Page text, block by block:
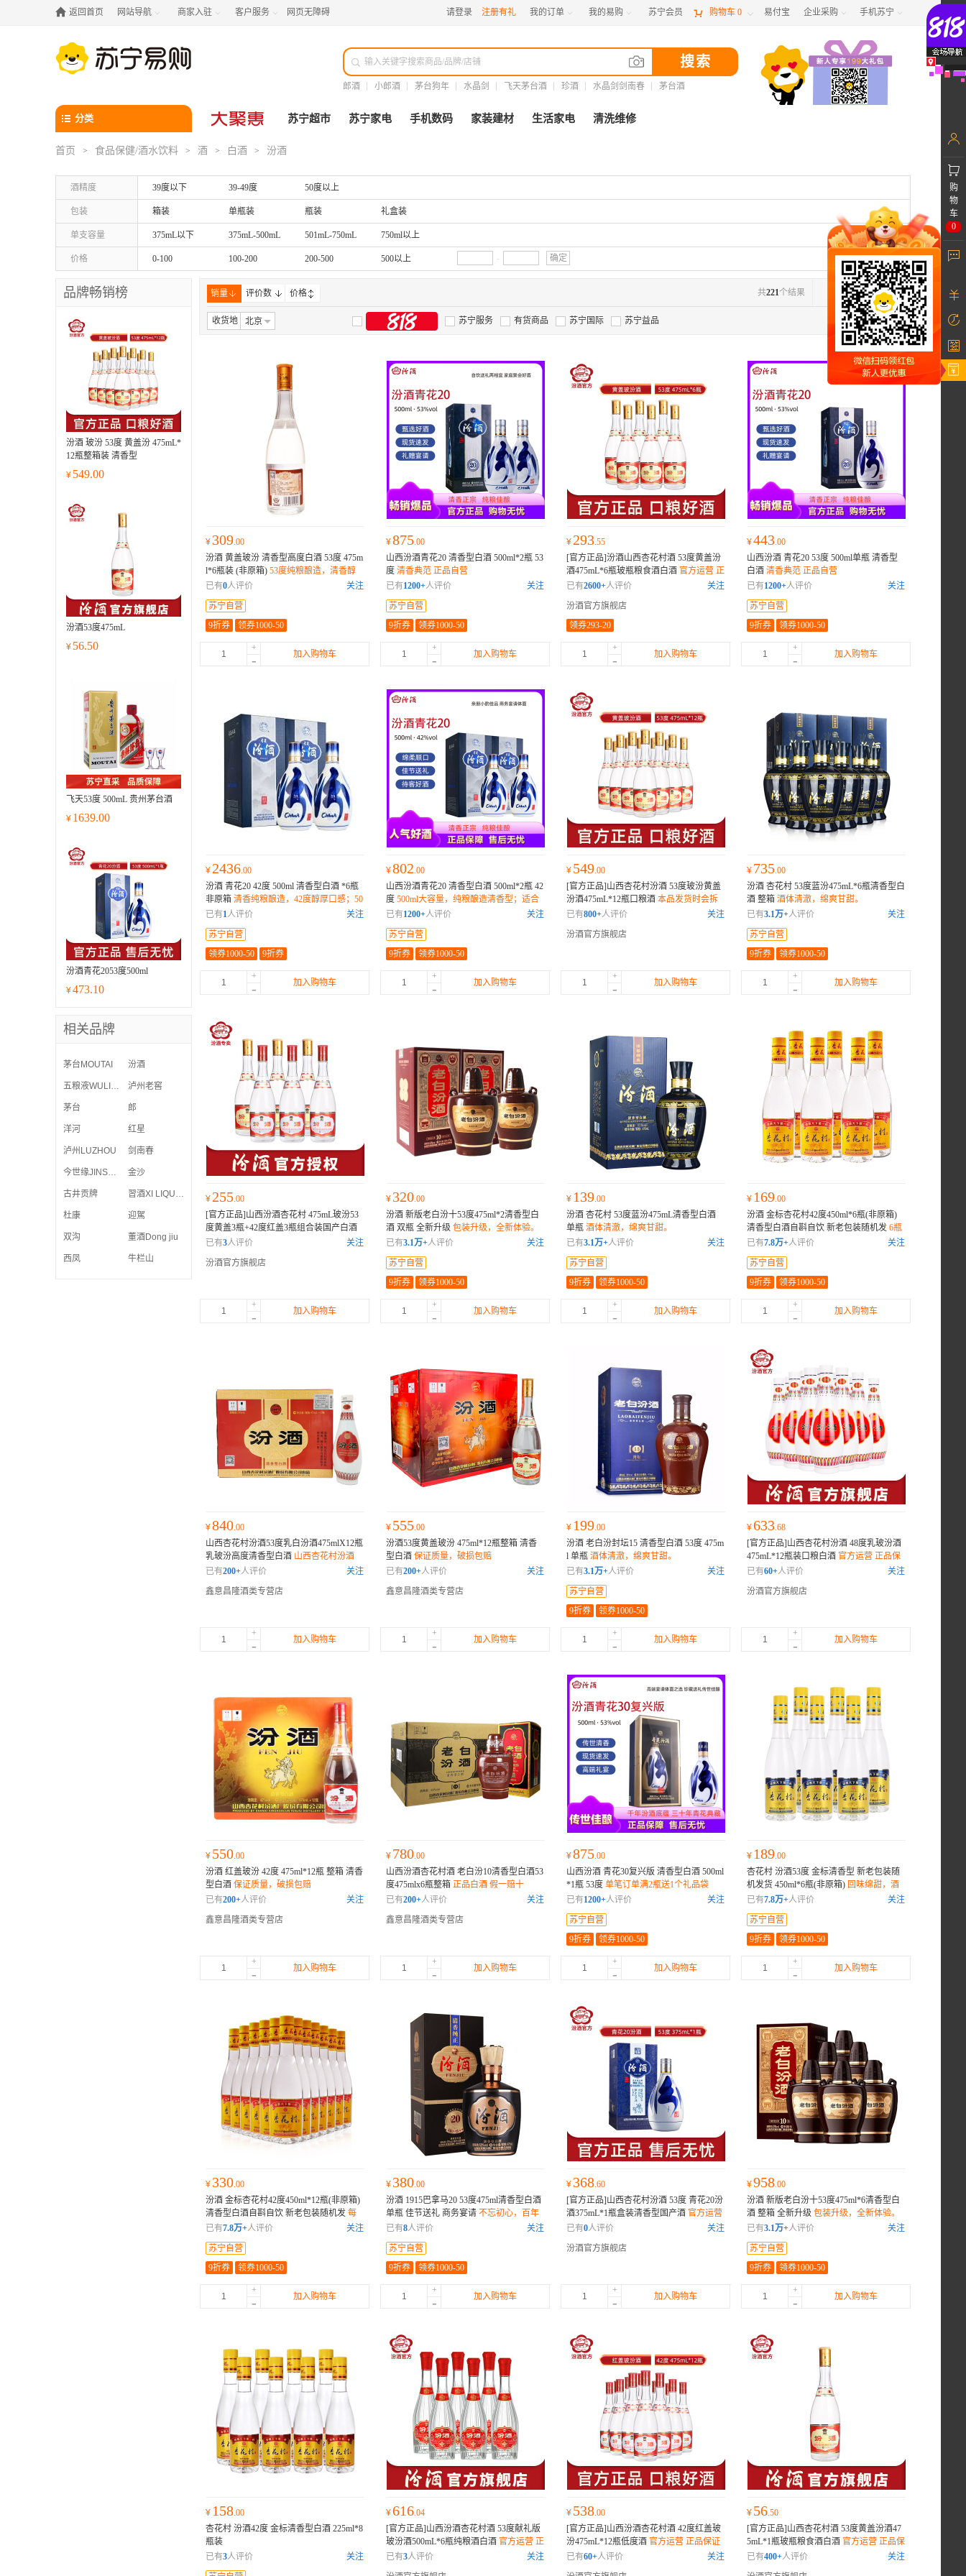
 返回首页 网站导航  商家入驻  客户服务  网页无障碍 请登录 注册有礼 我的订单  我的易购  苏宁会员  购物车 0  易付宝 企业采购  手机苏宁 

郎酒 小郎酒 茅台狗年 水晶剑 飞天茅台酒 珍酒 水晶剑剑南春 茅台酒
分类 苏宁超市 苏宁家电 手机数码 家装建材 生活家电 清洗维修
首页 > 食品保健/酒水饮料 > 酒 > 白酒 > 汾酒
酒精度 39度以下 39-49度 50度以上
包装 箱装 单瓶装 瓶装 礼盒装
单支容量 375mL以下 375mL-500mL 501mL-750mL 750ml以上
价格 0-100 100-200 200-500 500以上 - 确定
销量 评价数 价格 共221个结果
收货地 北京 苏宁服务 有货商品 苏宁国际 苏宁益品
¥ 309.00
汾酒 黄盖玻汾 清香型高度白酒 53度 475m
l*6瓶装 (非原箱) 53度纯粮酿造，清香醇
正，入口绵柔；豆类原料精酿，酒体纯
已有0人评价
关注
苏宁自营
9折券
领券1000-50
+
- 加入购物车
¥875.00
山西汾酒青花20 清香型白酒 500ml*2瓶 53
度 清香典范 正品自营
已有1200+人评价
关注
苏宁自营
9折券
领券1000-50
+
- 加入购物车
¥ 293.55
[官方正品]汾酒山西杏花村酒 53度黄盖汾
酒475mL*6瓶玻瓶粮食酒白酒 官方运营 正
品保证
已有2600+人评价
关注
汾酒官方旗舰店
领券293-20
+
- 加入购物车
¥443.00
山西汾酒 青花20 53度 500ml单瓶 清香型
白酒 清香典范 正品自营
已有1200+人评价
关注
苏宁自营
9折券
领券1000-50
+
- 加入购物车
¥ 2436.00
汾酒 青花20 42度 500ml 清香型白酒 *6瓶
非原箱 清香纯粮酿造，42度醇厚口感；50
0ml单瓶容量，适配多种宴席场景；
已有1人评价
关注
苏宁自营
领券1000-50
9折券
+
- 加入购物车
¥802.00
山西汾酒青花20 清香型白酒 500ml*2瓶 42
度 500ml大容量，纯粮酿造清香型；适合
婚礼婚宴，42度适饮；通风储存，品质保
已有1200+人评价
关注
苏宁自营
9折券
领券1000-50
+
- 加入购物车
¥ 549.00
[官方正品]山西杏花村汾酒 53度玻汾黄盖
汾酒475mL*12瓶口粮酒 本品发货时会拆
箱重新打包，非原箱直接发出
已有800+人评价
关注
汾酒官方旗舰店
+
- 加入购物车
¥ 735.00
汾酒 杏花村 53度蓝汾475mL*6瓶清香型白
酒 整箱 酒体清澈，绵爽甘甜。
已有3.1万+人评价
关注
苏宁自营
9折券
领券1000-50
+
- 加入购物车
¥ 255.00
[官方正品]山西汾酒杏花村 475mL玻汾53
度黄盖3瓶+42度红盖3瓶组合装国产白酒
官方运营 正品保证
已有3人评价
关注
汾酒官方旗舰店
+
- 加入购物车
¥ 320.00
汾酒 新版老白汾十53度475ml*2清香型白
酒 双瓶 全新升级 包装升级，全新体验。
已有3.1万+人评价
关注
苏宁自营
9折券
领券1000-50
+
- 加入购物车
¥ 139.00
汾酒 杏花村 53度蓝汾475mL清香型白酒
单瓶 酒体清澈，绵爽甘甜。
已有3.1万+人评价
关注
苏宁自营
9折券
领券1000-50
+
- 加入购物车
¥ 169.00
汾酒 金标杏花村42度450ml*6瓶(非原箱)
清香型白酒自斟自饮 新老包装随机发 6瓶
采用酒类纸箱发货，非原箱。
已有7.8万+人评价
关注
苏宁自营
9折券
领券1000-50
+
- 加入购物车
¥840.00
山西杏花村汾酒53度乳白汾酒475mlX12瓶
乳玻汾高度清香型白酒 山西杏花村汾酒
已有200+人评价
关注
鑫意昌隆酒类专营店
+
- 加入购物车
¥ 555.00
汾酒53度黄盖玻汾 475ml*12瓶整箱 清香
型白酒 保证质量，破损包赔
已有200+人评价
关注
鑫意昌隆酒类专营店
+
- 加入购物车
¥ 199.00
汾酒 老白汾封坛15 清香型白酒 53度 475m
l 单瓶 酒体清澈，绵爽甘甜。
已有3.1万+人评价
关注
苏宁自营
9折券
领券1000-50
+
- 加入购物车
¥633.68
[官方正品]山西杏花村汾酒 48度乳玻汾酒
475mL*12瓶装口粮白酒 官方运营 正品保
证
已有60+人评价
关注
汾酒官方旗舰店
+
- 加入购物车
¥ 550.00
汾酒 红盖玻汾 42度 475ml*12瓶 整箱 清香
型白酒 保证质量，破损包赔
已有200+人评价
关注
鑫意昌隆酒类专营店
+
- 加入购物车
¥ 780.00
山西汾酒杏花村酒 老白汾10清香型白酒53
度475mlx6瓶整箱 正品白酒 假一赔十
已有200+人评价
关注
鑫意昌隆酒类专营店
+
- 加入购物车
¥875.00
山西汾酒 青花30复兴版 清香型白酒 500ml
*1瓶 53度 单笔订单满2瓶送1个礼品袋
已有1200+人评价
关注
苏宁自营
9折券
领券1000-50
+
- 加入购物车
¥ 189.00
杏花村 汾酒53度 金标清香型 新老包装随
机发货 450ml*6瓶(非原箱) 回味绵甜，酒
体清澈
已有7.8万+人评价
关注
苏宁自营
9折券
领券1000-50
+
- 加入购物车
¥ 330.00
汾酒 金标杏花村42度450ml*12瓶(非原箱)
清香型白酒自斟自饮 新老包装随机发 每
瓶酒需缠气泡柱，原箱放不下，采用其他
已有7.8万+人评价
关注
苏宁自营
9折券
领券1000-50
+
- 加入购物车
¥ 380.00
汾酒 1915巴拿马20 53度475ml清香型白酒
单瓶 佳节送礼 商务宴请 不忘初心，百年
传承。
已有8人评价
关注
苏宁自营
9折券
领券1000-50
+
- 加入购物车
¥ 368.60
[官方正品]山西杏花村汾酒 53度 青花20汾
酒375mL*1瓶盒装清香型国产酒 官方运营
正品保证
已有0人评价
关注
汾酒官方旗舰店
+
- 加入购物车
¥958.00
汾酒 新版老白汾十53度475ml*6清香型白
酒 整箱 全新升级 包装升级，全新体验。
已有3.1万+人评价
关注
苏宁自营
9折券
领券1000-50
+
- 加入购物车
¥ 158.00
杏花村 汾酒42度 金标清香型白酒 225ml*8
瓶装
已有3人评价
关注
¥616.04
[官方正品]山西汾酒杏花村酒 53度献礼版
玻汾酒500mL*6瓶纯粮酒白酒 官方运营 正
品保证
已有3人评价
关注
¥ 538.00
[官方正品]山西汾酒杏花村酒 42度红盖玻
汾475mL*12瓶低度酒 官方运营 正品保证
已有60+人评价
关注
¥ 56.50
[官方正品]山西杏花村酒 53度黄盖汾酒47
5mL*1瓶玻瓶粮食酒白酒 官方运营 正品保
证
已有400+人评价
关注
品牌畅销榜
汾酒 玻汾 53度 黄盖汾 475mL*
12瓶整箱装 清香型
¥ 549.00
汾酒53度475mL
¥ 56.50
飞天53度 500mL 贵州茅台酒
¥ 1639.00
汾酒青花2053度500ml
¥473.10
相关品牌
茅台MOUTAI 汾酒
五粮液WULIANGYE 泸州老窖
茅台 郎
洋河 红星
泸州LUZHOU 剑南春
今世缘JINSHIYUAN 金沙
古井贡牌 習酒XI LIQUOR
杜康 迎駕
双沟 董酒Dong jiu
西凤 牛栏山
购
物
车
0